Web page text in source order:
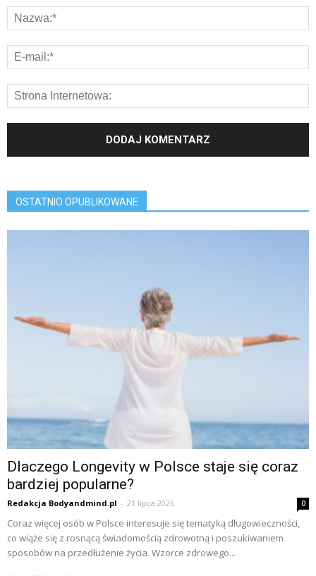
OSTATNIO OPUBLIKOWANE
Dlaczego Longevity w Polsce staje się coraz
bardziej popularne?
Redakcja Bodyandmind.pl - 21 lipca 2026 0
Coraz więcej osób w Polsce interesuje się tematyką długowieczności,
co wiąże się z rosnącą świadomością zdrowotną i poszukiwaniem
sposobów na przedłużenie życia. Wzorce zdrowego...